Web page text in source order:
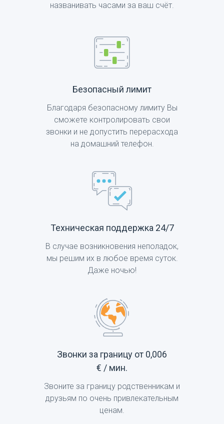
названивать часами за ваш счёт.
Безопасный лимит
Благодаря безопасному лимиту Вы
сможете контролировать свои
звонки и не допустить перерасхода
на домашний телефон.
Техническая поддержка 24/7
В случае возникновения неполадок,
мы решим их в любое время суток.
Даже ночью!
Звонки за границу от 0,006
€ / мин.
Звоните за границу родственникам и
друзьям по очень привлекательным
ценам.